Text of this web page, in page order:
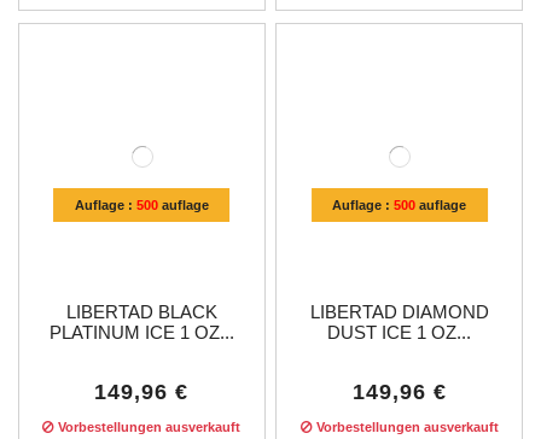
Auflage : 500auflage
LIBERTAD BLACK
PLATINUM ICE 1 OZ...
149,96 €
Vorbestellungen ausverkauft
Auflage :500 auflage
LIBERTAD DIAMOND
DUST ICE 1 OZ...
149,96 €
Vorbestellungen ausverkauft